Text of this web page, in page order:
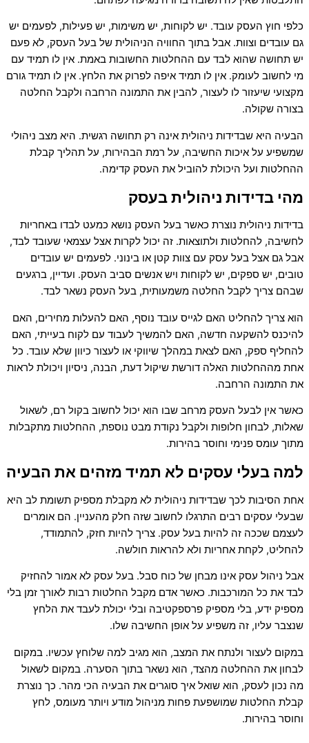
כלפי חוץ העסק עובד. יש לקוחות, יש משימות, יש פעילות, לפעמים יש
גם עובדים וצוות. אבל בתוך החוויה הניהולית של בעל העסק, לא פעם
יש תחושה שהוא לבד עם ההחלטות החשובות באמת. אין לו תמיד עם
מי לחשוב לעומק. אין לו תמיד איפה לפרוק את הלחץ. אין לו תמיד גורם
מקצועי שיעזור לו לעצור, להבין את התמונה הרחבה ולקבל החלטה
בצורה שקולה.
הבעיה היא שבדידות ניהולית אינה רק תחושה רגשית. היא מצב ניהולי
שמשפיע על איכות החשיבה, על רמת הבהירות, על תהליך קבלת
ההחלטות ועל היכולת להוביל את העסק קדימה.
מהי בדידות ניהולית בעסק
בדידות ניהולית נוצרת כאשר בעל העסק נושא כמעט לבדו באחריות
לחשיבה, להחלטות ולתוצאות. זה יכול לקרות אצל עצמאי שעובד לבד,
אבל גם אצל בעל עסק עם צוות קטן או בינוני. לפעמים יש עובדים
טובים, יש ספקים, יש לקוחות ויש אנשים סביב העסק. ועדיין, ברגעים
שבהם צריך לקבל החלטה משמעותית, בעל העסק נשאר לבד.
הוא צריך להחליט האם לגייס עובד נוסף, האם להעלות מחירים, האם
להיכנס להשקעה חדשה, האם להמשיך לעבוד עם לקוח בעייתי, האם
להחליף ספק, האם לצאת במהלך שיווקי או לעצור כיוון שלא עובד. כל
אחת מההחלטות האלה דורשת שיקול דעת, הבנה, ניסיון ויכולת לראות
את התמונה הרחבה.
כאשר אין לבעל העסק מרחב שבו הוא יכול לחשוב בקול רם, לשאול
שאלות, לבחון חלופות ולקבל נקודת מבט נוספת, ההחלטות מתקבלות
מתוך עומס פנימי וחוסר בהירות.
למה בעלי עסקים לא תמיד מזהים את הבעיה
אחת הסיבות לכך שבדידות ניהולית לא מקבלת מספיק תשומת לב היא
שבעלי עסקים רבים התרגלו לחשוב שזה חלק מהעניין. הם אומרים
לעצמם שככה זה להיות בעל עסק. צריך להיות חזק, להתמודד,
להחליט, לקחת אחריות ולא להראות חולשה.
אבל ניהול עסק אינו מבחן של כוח סבל. בעל עסק לא אמור להחזיק
לבד את כל המורכבות. כאשר אדם מקבל החלטות רבות לאורך זמן בלי
מספיק ידע, בלי מספיק פרספקטיבה ובלי יכולת לעבד את הלחץ
שנצבר עליו, זה משפיע על אופן החשיבה שלו.
במקום לעצור ולנתח את המצב, הוא מגיב למה שלוחץ עכשיו. במקום
לבחון את ההחלטה מהצד, הוא נשאר בתוך הסערה. במקום לשאול
מה נכון לעסק, הוא שואל איך סוגרים את הבעיה הכי מהר. כך נוצרת
קבלת החלטות שמושפעת פחות מניהול מודע ויותר מעומס, לחץ
וחוסר בהירות.